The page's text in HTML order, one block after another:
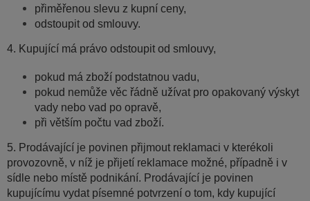
přiměřenou slevu z kupní ceny,
odstoupit od smlouvy.
4. Kupující má právo odstoupit od smlouvy,
pokud má zboží podstatnou vadu,
pokud nemůže věc řádně užívat pro opakovaný výskyt
vady nebo vad po opravě,
při větším počtu vad zboží.
5. Prodávající je povinen přijmout reklamaci v kterékoli
provozovně, v níž je přijetí reklamace možné, případně i v
sídle nebo místě podnikání. Prodávající je povinen
kupujícímu vydat písemné potvrzení o tom, kdy kupující